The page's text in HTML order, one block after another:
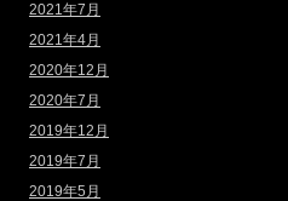
2021年7月
2021年4月
2020年12月
2020年7月
2019年12月
2019年7月
2019年5月